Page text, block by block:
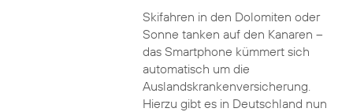
Skifahren in den Dolomiten oder
Sonne tanken auf den Kanaren –
das Smartphone kümmert sich
automatisch um die
Auslandskrankenversicherung.
Hierzu gibt es in Deutschland nun